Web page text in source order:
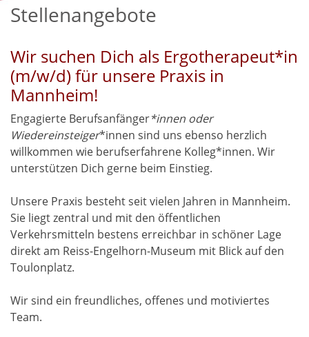
Stellenangebote
Wir suchen Dich als Ergotherapeut*in
(m/w/d) für unsere Praxis in
Mannheim!
Engagierte Berufsanfänger*innen oder
Wiedereinsteiger*innen sind uns ebenso herzlich
willkommen wie berufserfahrene Kolleg*innen. Wir
unterstützen Dich gerne beim Einstieg.
Unsere Praxis besteht seit vielen Jahren in Mannheim.
Sie liegt zentral und mit den öffentlichen
Verkehrsmitteln bestens erreichbar in schöner Lage
direkt am Reiss-Engelhorn-Museum mit Blick auf den
Toulonplatz.
Wir sind ein freundliches, offenes und motiviertes
Team.